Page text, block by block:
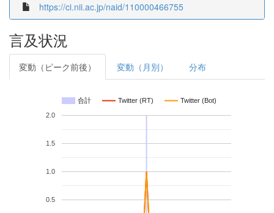
https://ci.nii.ac.jp/naid/110000466755
言及状況
変動（ピーク前後） 変動（月別） 分布
合計 Twitter (RT) Twitter (Bot)
0.5
1.0
1.5
2.0